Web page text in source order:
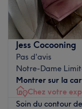
Jess Cocooning
Pas d'avis
Notre-Dame
Montrer sur la
Chez votre
Soin du contour